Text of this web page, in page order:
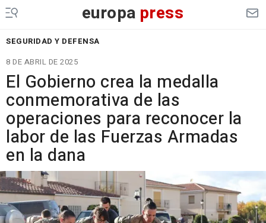
europa press
SEGURIDAD Y DEFENSA
8 DE ABRIL DE 2025
El Gobierno crea la medalla
conmemorativa de las
operaciones para reconocer la
labor de las Fuerzas Armadas
en la dana